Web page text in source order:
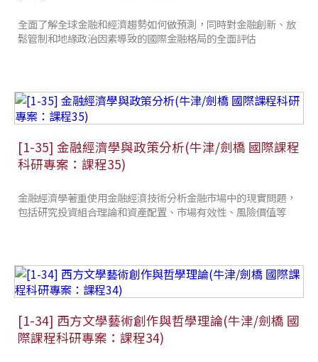
全面了解全球金融和經濟趨勢如何做預測，同時對金融創新、放
鬆管制和地緣政治因素導致的國際金融格局的全面評估
[1-35] 金融經濟學與政策分析(牛津/劍橋 國際課程
科研專案：課程35)
金融經濟學著重使用金融經濟技術分析金融市場中的現實問題，
包括研究投資組合理論和資產配置、市場有效性、風險價值等
[1-34] 西方文學藝術創作與哲學理論(牛津/劍橋 國
際課程科研專案：課程34)